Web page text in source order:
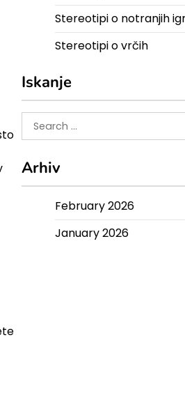
Stereotipi o notranjih
Stereotipi o vrčih
Iskanje
Search
for:
Arhiv
February 2026
January 2026